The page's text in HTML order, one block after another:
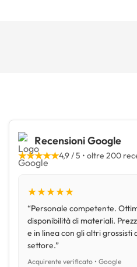
Recensioni Google
★★★★★4,9 / 5 • oltre 200
★★★★★
“Personale competente.
disponibilità di materiali.
e in linea con gli altri grossisti
settore.”
Acquirente verificato • Google